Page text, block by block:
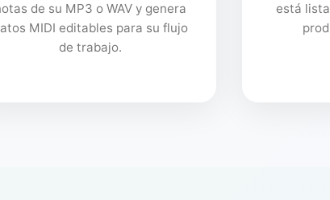
de su MP3 o WAV y genera
MIDI editables para su flujo
de trabajo.
está